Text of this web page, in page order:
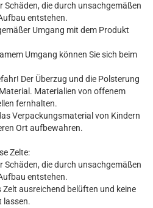
Schäden, die durch unsachgemäßen
entstehen.
Umgang mit dem Produkt
Umgang können Sie sich beim
Der Überzug und die Polsterung
Materialien von offenem
fernhalten.
Verpackungsmaterial von Kindern
Ort aufbewahren.
Zelte:
Schäden, die durch unsachgemäßen
entstehen.
ausreichend belüften und keine
lassen.